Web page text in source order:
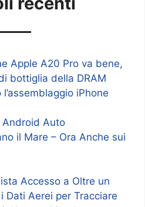
Apple A20 Pro va bene,
bottiglia della DRAM
iPhone
Android Auto
il Mare – Ora Anche sui
Accesso a Oltre un
Dati Aerei per Tracciare